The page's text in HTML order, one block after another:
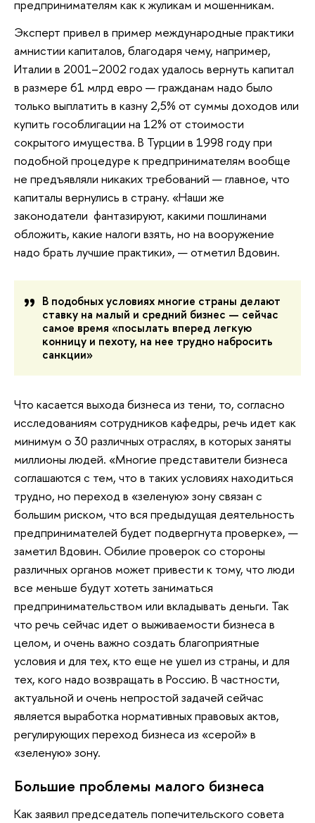
предпринимателям как к жуликам и мошенникам.
Эксперт привел в пример международные практики
амнистии капиталов, благодаря чему, например,
Италии в 2001–2002 годах удалось вернуть капитал
в размере 61 млрд евро — гражданам надо было
только выплатить в казну 2,5% от суммы доходов или
купить гособлигации на 12% от стоимости
сокрытого имущества. В Турции в 1998 году при
подобной процедуре к предпринимателям вообще
не предъявляли никаких требований — главное, что
капиталы вернулись в страну. «Наши же
законодатели фантазируют, какими пошлинами
обложить, какие налоги взять, но на вооружение
надо брать лучшие практики», — отметил Вдовин.
В подобных условиях многие страны делают
ставку на малый и средний бизнес — сейчас
самое время «посылать вперед легкую
конницу и пехоту, на нее трудно набросить
санкции»
Что касается выхода бизнеса из тени, то, согласно
исследованиям сотрудников кафедры, речь идет как
минимум о 30 различных отраслях, в которых заняты
миллионы людей. «Многие представители бизнеса
соглашаются с тем, что в таких условиях находиться
трудно, но переход в «зеленую» зону связан с
большим риском, что вся предыдущая деятельность
предпринимателей будет подвергнута проверке», —
заметил Вдовин. Обилие проверок со стороны
различных органов может привести к тому, что люди
все меньше будут хотеть заниматься
предпринимательством или вкладывать деньги. Так
что речь сейчас идет о выживаемости бизнеса в
целом, и очень важно создать благоприятные
условия и для тех, кто еще не ушел из страны, и для
тех, кого надо возвращать в Россию. В частности,
актуальной и очень непростой задачей сейчас
является выработка нормативных правовых актов,
регулирующих переход бизнеса из «серой» в
«зеленую» зону.
Большие проблемы малого бизнеса
Как заявил председатель попечительского совета